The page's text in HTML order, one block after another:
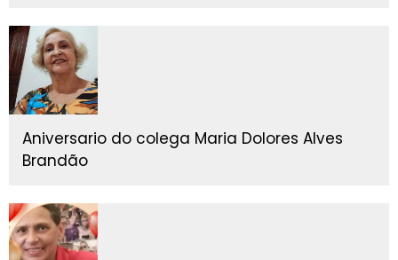
Aniversario do colega Maria Dolores Alves
Brandão